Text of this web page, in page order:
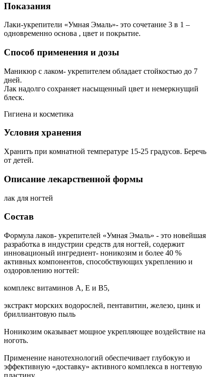
Показания
Лаки-укрепители «Умная Эмаль»- это сочетание 3 в 1 –
одновременно основа , цвет и покрытие.
Способ применения и дозы
Маникюр с лаком- укрепителем обладает стойкостью до 7
дней.
Лак надолго сохраняет насыщенный цвет и немеркнущий
блеск.
Гигиена и косметика
Условия хранения
Хранить при комнатной температуре 15-25 градусов. Беречь
от детей.
Описание лекарственной формы
лак для ногтей
Состав
Формула лаков- укрепителей «Умная Эмаль» - это новейшая
разработка в индустрии средств для ногтей, содержит
инновационый ингредиент- ноникозим и более 40 %
активных компонентов, способствующих укреплению и
оздоровлению ногтей:
комплекс витаминов А, Е и В5,
экстракт морских водорослей, пентавитин, железо, цинк и
бриллиантовую пыль
Ноникозим оказывает мощное укрепляющее воздействие на
ноготь.
Применение нанотехнологий обеспечивает глубокую и
эффективную «доставку» активного комплекса в ногтевую
пластину.